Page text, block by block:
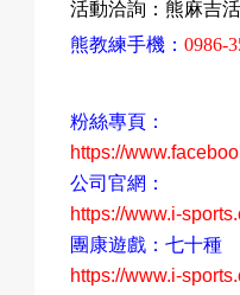
活動洽詢：熊麻吉
熊教練手機：0986-
粉絲專頁：
https://
公司官網：
https://www.i-
團康遊戲：七十種
https://www.i-